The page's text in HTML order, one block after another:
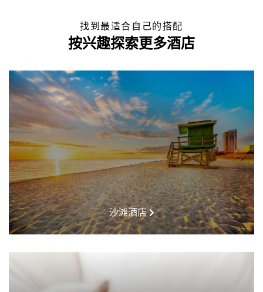
找到最适合自己的搭配
按兴趣探索更多酒店
沙滩酒店